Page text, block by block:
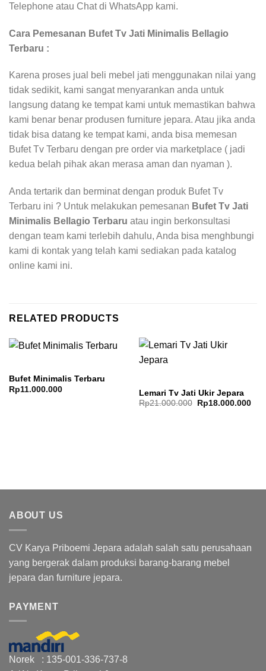
Telephone atau Chat di WhatsApp kami.
Cara Pemesanan Bufet Tv Jati Minimalis Bellagio
Terbaru :
Karena proses jual beli mebel jati menggunakan nilai yang
tidak sedikit, kami sangat menyarankan anda untuk
langsung datang ke tempat kami untuk memastikan bahwa
kami benar benar produsen furniture jepara. Atau jika anda
tidak bisa datang ke tempat kami, anda bisa memesan
Bufet Tv Terbaru dengan pre order via marketplace ( jadi
kedua belah pihak akan merasa aman dan nyaman ).
Anda tertarik dan berminat dengan produk Bufet Tv
Terbaru ini ? Untuk melakukan pemesanan Bufet Tv Jati
Minimalis Bellagio Terbaru atau ingin berkonsultasi
dengan team kami terlebih dahulu, Anda bisa menghbungi
kami di kontak yang telah kami sediakan pada katalog
online kami ini.
RELATED PRODUCTS
Bufet Minimalis Terbaru
Rp11.000.000
Lemari Tv Jati Ukir Jepara
Rp21.000.000
Original
price
Rp18.000.000
ABOUT US
CV Karya Priboemi Jepara adalah salah satu perusahaan
yang bergerak dalam produksi barang-barang mebel
jepara dan furniture jepara.
PAYMENT
Norek : 135-001-336-737-8